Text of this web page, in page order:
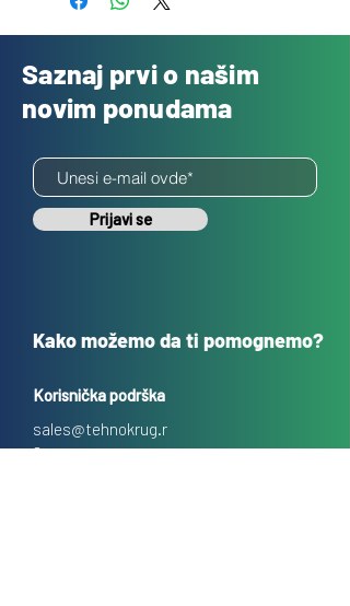
Saznaj prvi o našim
novim ponudama
Prijavi se
Kako možemo da ti pomognemo?
Korisnička podrška
sales@tehnokrug.r
s